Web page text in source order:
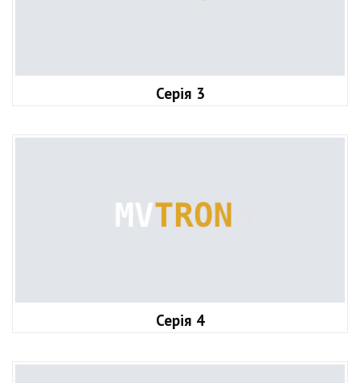
Серія 3
Серія 4